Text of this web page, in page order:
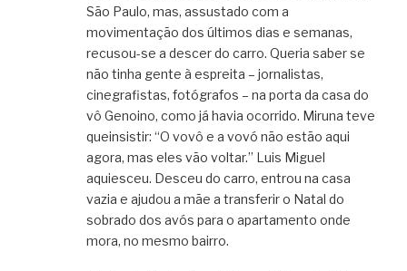
São Paulo, mas, assustado com a
movimentação dos últimos dias e semanas,
recusou-se a descer do carro. Queria saber se
não tinha gente à espreita – jornalistas,
cinegrafistas, fotógrafos – na porta da casa do
vô Genoino, como já havia ocorrido. Miruna teve
queinsistir: “O vovô e a vovó não estão aqui
agora, mas eles vão voltar.” Luis Miguel
aquiesceu. Desceu do carro, entrou na casa
vazia e ajudou a mãe a transferir o Natal do
sobrado dos avós para o apartamento onde
mora, no mesmo bairro.